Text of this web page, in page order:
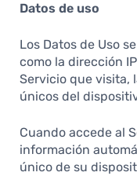
Datos de uso
Los Datos de Uso
como la dirección
Servicio que visita,
únicos del
Cuando accede al
información
único de su